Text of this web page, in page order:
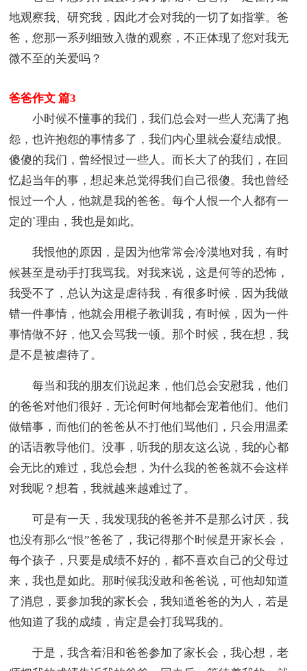
地观察我、研究我，因此才会对我的一切了如指掌。爸
爸，您那一系列细致入微的观察，不正体现了您对我无
微不至的关爱吗？
爸爸作文 篇3
小时候不懂事的我们，我们总会对一些人充满了抱
怨，也许抱怨的事情多了，我们内心里就会凝结成恨。
傻傻的我们，曾经恨过一些人。而长大了的我们，在回
忆起当年的事，想起来总觉得我们自己很傻。我也曾经
恨过一个人，他就是我的爸爸。每个人恨一个人都有一
定的`理由，我也是如此。
我恨他的原因，是因为他常常会冷漠地对我，有时
候甚至是动手打我骂我。对我来说，这是何等的恐怖，
我受不了，总认为这是虐待我，有很多时候，因为我做
错一件事情，他就会用棍子教训我，有时候，因为一件
事情做不好，他又会骂我一顿。那个时候，我在想，我
是不是被虐待了。
每当和我的朋友们说起来，他们总会安慰我，他们
的爸爸对他们很好，无论何时何地都会宠着他们。他们
做错事，而他们的爸爸从不打他们骂他们，只会用温柔
的话语教导他们。没事，听我的朋友这么说，我的心都
会无比的难过，我总会想，为什么我的爸爸就不会这样
对我呢？想着，我就越来越难过了。
可是有一天，我发现我的爸爸并不是那么讨厌，我
也没有那么“恨”爸爸了，我记得那个时候是开家长会，
每个孩子，只要是成绩不好的，都不喜欢自己的父母过
来，我也是如此。那时候我没敢和爸爸说，可他却知道
了消息，要参加我的家长会，我知道爸爸的为人，若是
他知道了我的成绩，肯定是会打我骂我的。
于是，我含着泪和爸爸参加了家长会，我心想，老